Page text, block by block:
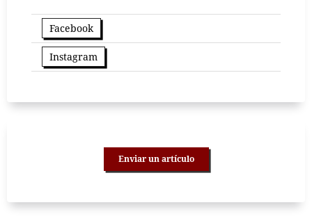
Facebook
Instagram
Enviar un artículo